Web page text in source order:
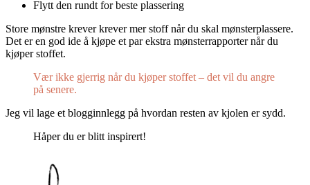
Flytt den rundt for beste plassering
Store mønstre krever krever mer stoff når du skal mønsterplassere.
Det er en god ide å kjøpe et par ekstra mønsterrapporter når du
kjøper stoffet.
Vær ikke gjerrig når du kjøper stoffet – det vil du angre
på senere.
Jeg vil lage et blogginnlegg på hvordan resten av kjolen er sydd.
Håper du er blitt inspirert!